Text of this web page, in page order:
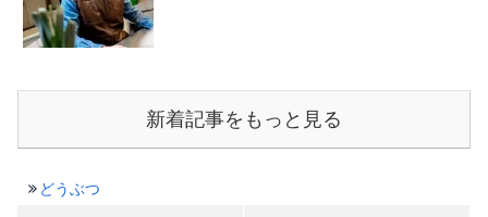
新着記事をもっと見る
どうぶつ